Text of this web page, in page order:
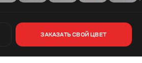
ЗАКАЗАТЬ СВОЙ ЦВЕТ